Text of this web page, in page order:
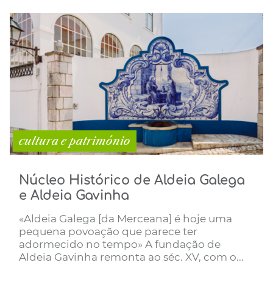
cultura e património
Núcleo Histórico de Aldeia Galega
e Aldeia Gavinha
«Aldeia Galega [da Merceana] é hoje uma
pequena povoação que parece ter
adormecido no tempo» A fundação de
Aldeia Gavinha remonta ao séc. XV, com o...